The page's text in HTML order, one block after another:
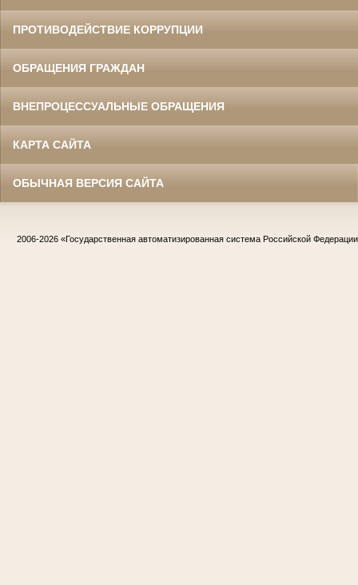
ПРОТИВОДЕЙСТВИЕ КОРРУПЦИИ
ОБРАЩЕНИЯ ГРАЖДАН
ВНЕПРОЦЕССУАЛЬНЫЕ ОБРАЩЕНИЯ
КАРТА САЙТА
ОБЫЧНАЯ ВЕРСИЯ САЙТА
2006-2026 «Государственная автоматизированная система Российской